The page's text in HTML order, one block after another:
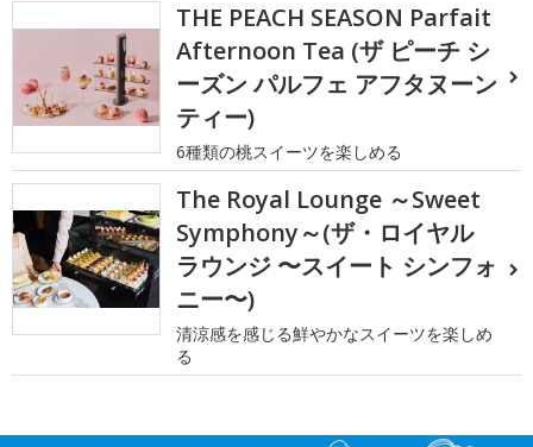
THE PEACH SEASON Parfait
Afternoon Tea (ザ ピーチ シ
ーズン パルフェ アフタヌーン
ティー)
6種類の桃スイーツを楽しめる
The Royal Lounge ～Sweet
Symphony～(ザ・ロイヤル
ラウンジ 〜スイート シンフォ
ニー〜)
清涼感を感じる鮮やかなスイーツを楽しめ
る